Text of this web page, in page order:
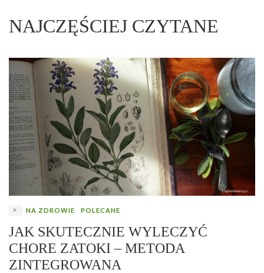
NAJCZĘŚCIEJ CZYTANE
NA ZDROWIE POLECANE
JAK SKUTECZNIE WYLECZYĆ
CHORE ZATOKI – METODA
ZINTEGROWANA